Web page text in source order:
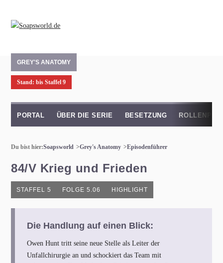
GREY'S ANATOMY
Stand: bis Staffel 9
PORTAL ÜBER DIE SERIE BESETZUNG
Du bist hier:Soapsworld Grey's Anatomy Episodenführer
84/V Krieg und Frieden
STAFFEL 5 FOLGE 5.06 HIGHLIGHT
Die Handlung auf einen Blick:
Owen Hunt tritt seine neue Stelle als Leiter der
Unfallchirurgie an und schockiert das Team mit